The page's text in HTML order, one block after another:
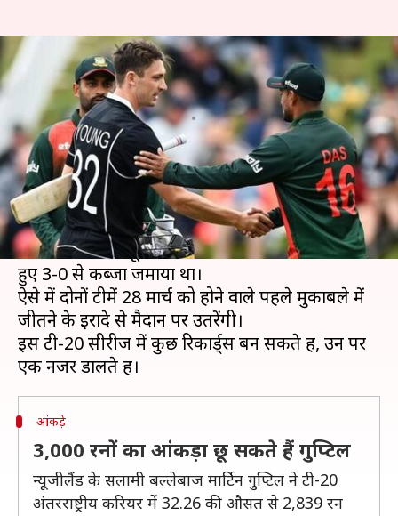
न्यूजीलैंड बनाम बांग्लादेश: टी-20
सीरीज में बन सकते हैं ये रिकार्ड्स
लेखन अंकित पसबोला Mar 27, 2021 06:30 pm
क्या है खबर?
वनडे सीरीज के बाद न्यूजीलैंड और बांग्लादेश के बीच तीन
मैचों की टी-20 सीरीज रविवार से खेली जाएगी। बता दें
वनडे सीरीज पर न्यूजीलैंड ने घर पर अपना वर्चस्व दिखाते
हुए 3-0 से कब्जा जमाया था।
ऐसे में दोनों टीमें 28 मार्च को होने वाले पहले मुकाबले में
जीतने के इरादे से मैदान पर उतरेंगी।
इस टी-20 सीरीज में कुछ रिकार्ड्स बन सकते हैं, उन पर
आंकड़े
3,000 रनों का आंकड़ा छू सकते हैं गुप्टिल
न्यूजीलैंड के सलामी बल्लेबाज मार्टिन गुप्टिल ने टी-20
अंतरराष्ट्रीय करियर में 32.26 की औसत से 2,839 रन